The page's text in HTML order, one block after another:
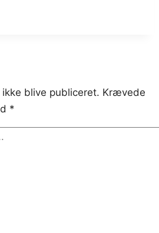
hvis vi har det) og masser af
friske bær.
blive publiceret. Krævede
*